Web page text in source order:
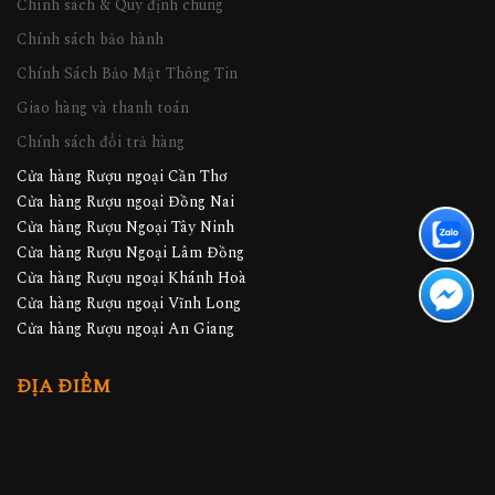
Chính sách & Quy định chung
Chính sách bảo hành
Chính Sách Bảo Mật Thông Tin
Giao hàng và thanh toán
Chính sách đổi trả hàng
Cửa hàng Rượu ngoại Cần Thơ
Cửa hàng Rượu ngoại Đồng Nai
Cửa hàng Rượu Ngoại Tây Ninh
Cửa hàng Rượu Ngoại Lâm Đồng
Cửa hàng Rượu ngoại Khánh Hoà
Cửa hàng Rượu ngoại Vĩnh Long
Cửa hàng Rượu ngoại An Giang
ĐỊA ĐIỂM